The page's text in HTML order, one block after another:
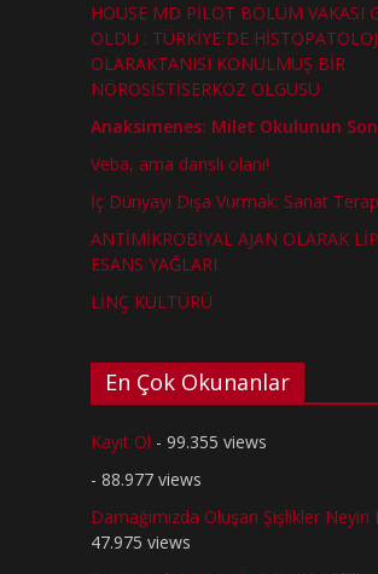
HOUSE MD PİLOT BÖLÜM VAKASI
OLDU : TÜRKİYE´DE
OLARAKTANISI KONULMUŞ BİR
NÖROSİSTİSERKOZ OLGUSU
Anaksimenes: Milet Okulunun
Veba, ama danslı olanı!
İç Dünyayı Dışa Vurmak: Sanat
ANTİMİKROBİYAL AJAN OLARAK
ESANS YAĞLARI
LİNÇ KÜLTÜRÜ
En Çok Okunanlar
Kayıt Ol - 99.355 views
- 88.977 views
Damağımızda Oluşan Şişlikler Neyin
47.975 views